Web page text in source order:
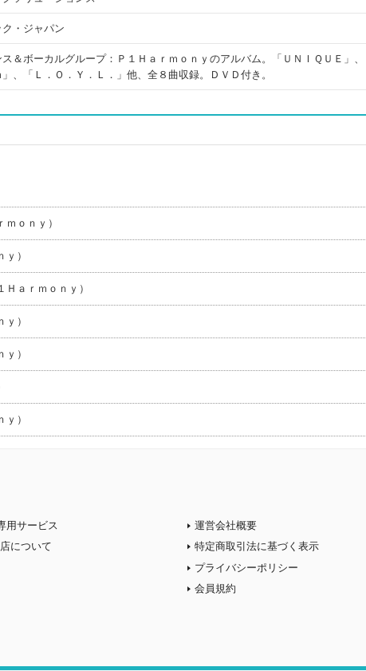
・ジャパン
＆ボーカルグループ：Ｐ１Ｈａｒｍｏｎｙのアルバム。「ＵＮＩＱＵＥ」
、「Ｌ．Ｏ．Ｙ．Ｌ．」他、全８曲収録。ＤＶＤ付き。
ｏｎｙ）
）
ａｒｍｏｎｙ）
）
）
）
用サービス
について
運営会社概要
特定商取引法に基づく表示
プライバシーポリシー
会員規約